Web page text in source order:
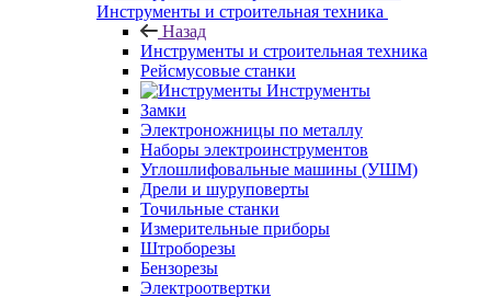
Инструменты и строительная техника
Назад
Инструменты и строительная техника
Рейсмусовые станки
Инструменты
Замки
Электроножницы по металлу
Наборы электроинструментов
Углошлифовальные машины (УШМ)
Дрели и шуруповерты
Точильные станки
Измерительные приборы
Штроборезы
Бензорезы
Электроотвертки